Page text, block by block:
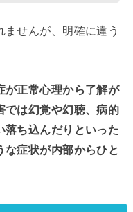
せんが、明確に違う
が正常心理から了解が
では幻覚や幻聴、病的
落ち込んだりといった
な症状が内部からひと